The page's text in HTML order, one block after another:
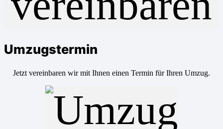
Umzugstermin
Jetzt vereinbaren wir mit Ihnen einen Termin für Ihren Umzug.